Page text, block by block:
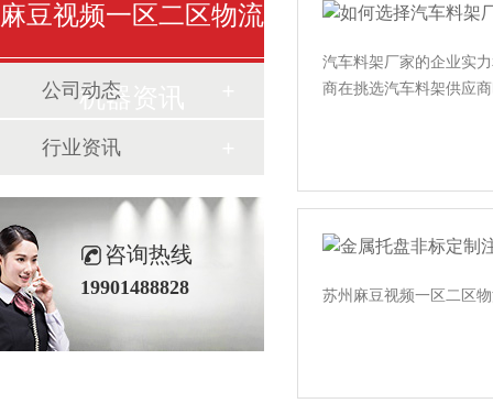
汽车料架厂家的企业实力
商在挑选汽车料架供应商
苏州麻豆视频一区二区物
麻豆视频一区二区物流
机器资讯
公司动态
行业资讯
咨询热线
19901488828